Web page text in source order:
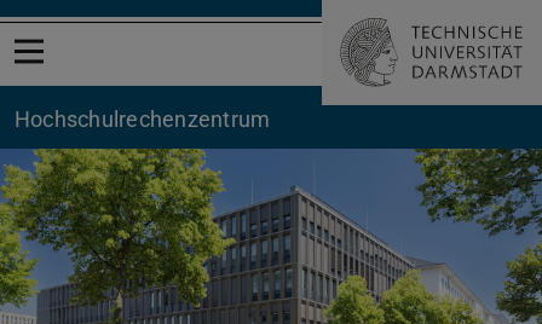
Menü öffnen
Hochschul­rechenzentrum